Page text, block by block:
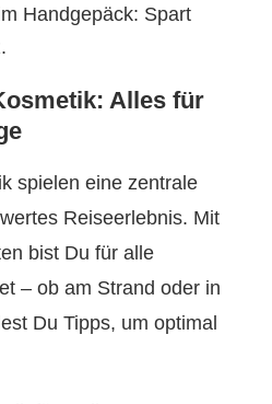
Handgepäck: Spart
Alles für
spielen eine zentrale
Reiseerlebnis. Mit
bist Du für alle
– ob am Strand oder in
Du Tipps, um optimal